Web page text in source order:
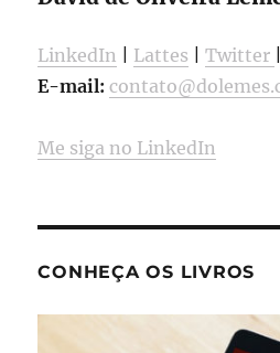
LinkedIn Lattes |Twitter
E-mail:
Me siga no LinkedIn
CONHEÇA OS LIVROS